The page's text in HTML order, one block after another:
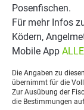
Posenfischen.
Für mehr Infos
Ködern,
Mobile App
Die Angaben zu
übernimmt für die
Zur Ausübung der
die Bestimmungen